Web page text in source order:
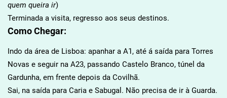
quem queira ir)
Terminada a visita, regresso aos seus destinos.
Como Chegar:
Indo da área de Lisboa: apanhar a A1, até á saída para Torres
Novas e seguir na A23, passando Castelo Branco, túnel da
Gardunha, em frente depois da Covilhã.
Sai, na saída para Caria e Sabugal. Não precisa de ir à Guarda.